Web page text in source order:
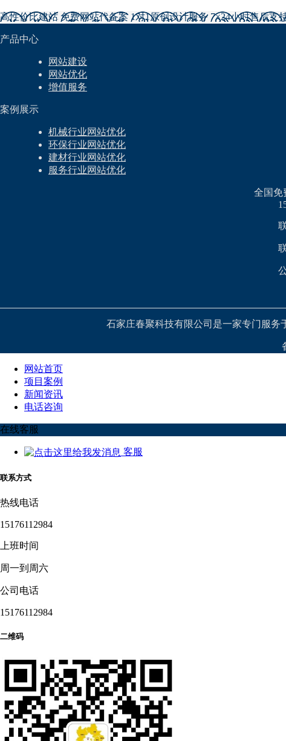
高性价比建站 免费网站代备案 1对1原创设计服务 7×24小时售后支
产品中心
网站建设
网站优化
增值服务
案例展示
机械行业网站优化
环保行业网站优化
建材行业网站优化
服务行业网站优化
全国免
石家庄春聚科技有限公司是一家专门服务
网站首页
项目案例
新闻资讯
电话咨询
在线客服
客服
联系方式
热线电话
15176112984
上班时间
周一到周六
公司电话
15176112984
二维码